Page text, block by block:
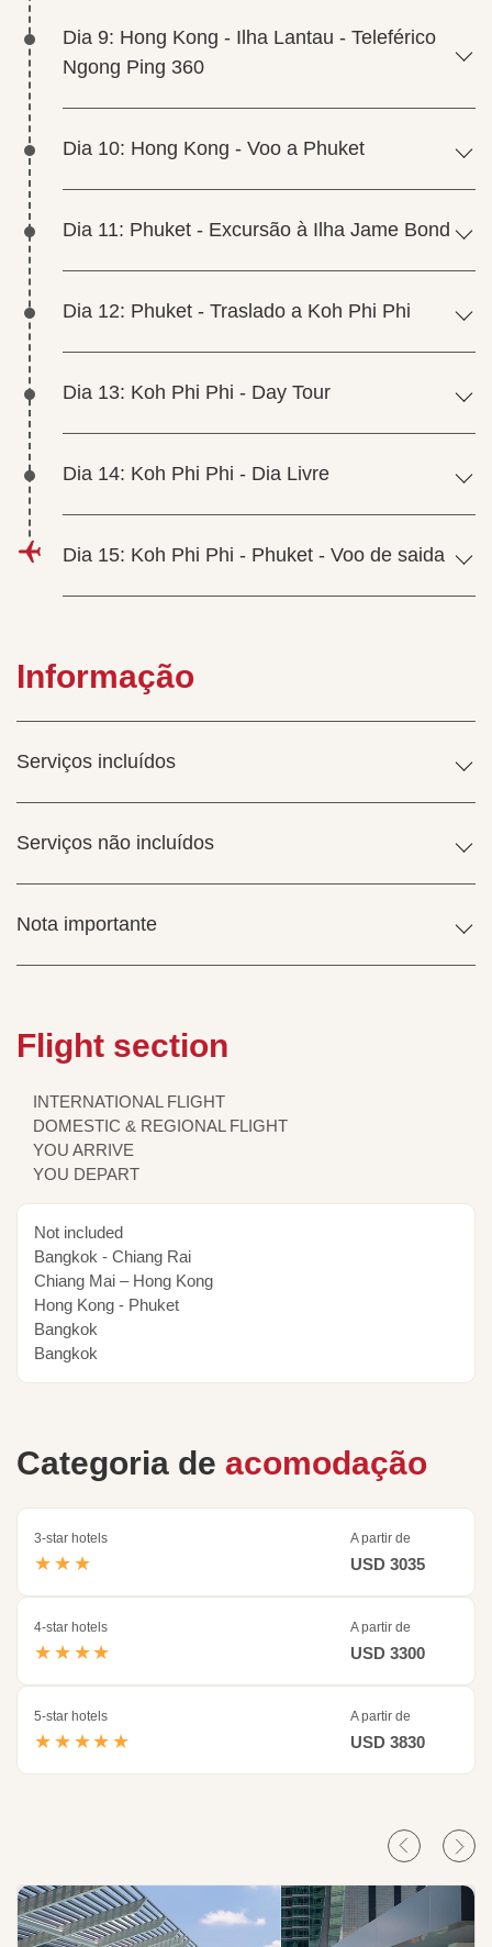
Dia 9: Hong Kong - Ilha Lantau - Teleférico
Ngong Ping 360
Dia 10: Hong Kong - Voo a Phuket
Dia 11: Phuket - Excursão à Ilha Jame Bond
Dia 12: Phuket - Traslado a Koh Phi Phi
Dia 13: Koh Phi Phi - Day Tour
Dia 14: Koh Phi Phi - Dia Livre
Dia 15: Koh Phi Phi - Phuket - Voo de saida
Informação
Serviços incluídos
Serviços não incluídos
Nota importante
Flight section
INTERNATIONAL FLIGHT
DOMESTIC & REGIONAL FLIGHT
YOU ARRIVE
YOU DEPART
Not included
Bangkok - Chiang Rai
Chiang Mai – Hong Kong
Hong Kong - Phuket
Bangkok
Bangkok
Categoria de acomodação
3-star hotels
★★★
A partir de
USD 3035
4-star hotels
★★★★
A partir de
USD 3300
5-star hotels
★★★★★
A partir de
USD 3830